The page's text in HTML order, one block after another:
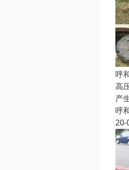
呼
高
产
呼
20-